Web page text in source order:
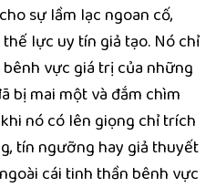
sự lầm lạc ngoan cố,
lực uy tín giả tạo. Nó chỉ
vực giá trị của những
bị mai một và đắm chìm
nó có lên giọng chỉ trích
tín ngưỡng hay giả thuyết
cái tinh thần bênh vực